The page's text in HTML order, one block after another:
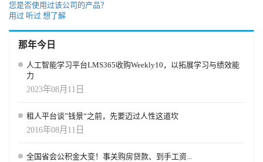
您是否使用过该公司的产品？
用过 听过 想了解
那年今日
人工智能学习平台LMS365收购Weekly10，以拓展学习与绩效能
力
2023年08月11日
租人平台谈”钱景“之前，先要迈过人性这道坎
2016年08月11日
全国省会公积金大变！事关购房贷款、到手工资...